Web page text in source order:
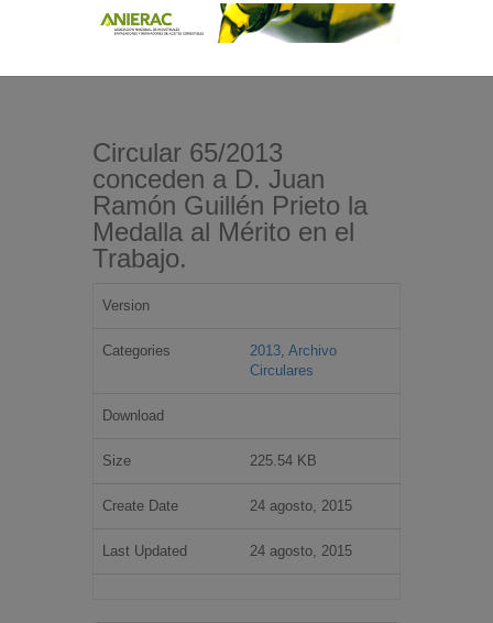
Circular 65/2013
conceden a D. Juan
Ramón Guillén Prieto la
Medalla al Mérito en el
Trabajo.
Version
Categories 2013, Archivo
Circulares
Download
Size 225.54 KB
Create Date 24 agosto, 2015
Last Updated 24 agosto, 2015